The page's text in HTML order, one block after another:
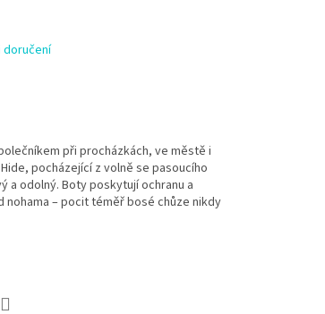
doručení
při procházkách, ve městě i
pocházející z volně se pasoucího
a odolný. Boty poskytují ochranu a
– pocit téměř bosé chůze nikdy